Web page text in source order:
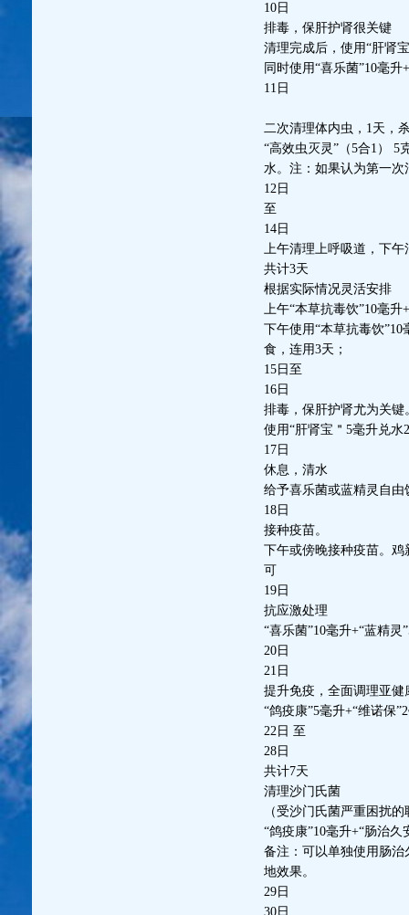
10日
排毒，保肝护肾很关键
清理完成后，使用“肝肾
同时使用“喜乐菌”10毫
11日
二次清理体内虫，1天，
“高效虫灭灵”（5合1） 5
水。注：如果认为第一
12日
至
14日
上午清理上呼吸道，下午
共计3天
根据实际情况灵活安排
上午“本草抗毒饮”10毫
下午使用“本草抗毒饮”10
食，连用3天；
15日至
16日
排毒，保肝护肾尤为关键
使用“肝肾宝＂5毫升兑
17日
休息，清水
给予喜乐菌或蓝精灵自
18日
接种疫苗。
下午或傍晚接种疫苗。鸡
可
19日
抗应激处理
“喜乐菌”10毫升+“蓝精
20日
21日
提升免疫，全面调理亚健
“鸽疫康”5毫升+“维诺保
22日 至
28日
共计7天
清理沙门氏菌
（受沙门氏菌严重困扰
“鸽疫康”10毫升+“肠治
备注：可以单独使用肠
地效果。
29日
30日